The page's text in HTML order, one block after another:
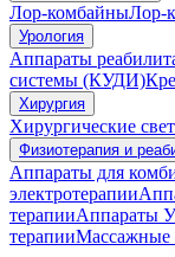
Лор-комбайныЛор-
Урология
Аппараты
системы (КУДИ)
Хирургия
Хирургические
Физиотерапия и
Аппараты для
электротерапии
терапииАппараты
терапииМассажные